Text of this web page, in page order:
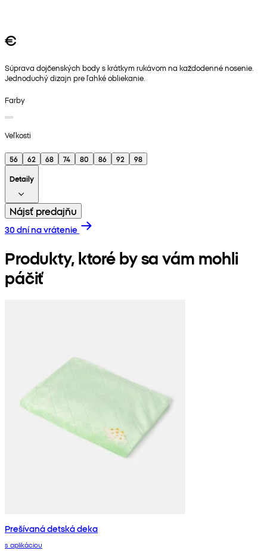
€
Súprava dojčenských body s krátkym rukávom na každodenné nosenie.
Jednoduchý dizajn pre ľahké obliekanie.
Farby
Veľkosti
56 62 68 74 80 86 92
98
Detaily
Nájsť predajňu
30 dní na vrátenie
Produkty, ktoré by sa vám mohli
páčiť
Prešívaná detská deka
s aplikáciou